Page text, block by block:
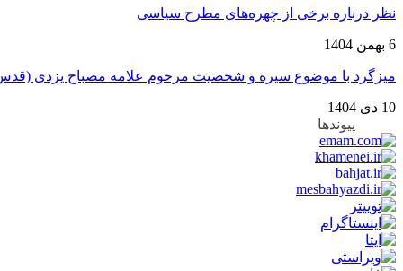
نظر درباره برخی از چهره‌های مطرح سیاسی
6 بهمن 1404
میزگرد با موضوع سیره و شخصیت مرحوم علامه مصباح یزدی
10 دی 1404
پیوندها